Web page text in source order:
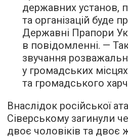
державних установ,
та організацій буде
Державні Прапори
в повідомленні. —
звучання
у громадських
та громадського
Внаслідок російської
Сіверському загинули
двоє чоловіків та двоє